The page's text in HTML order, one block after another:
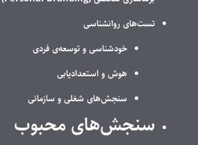
تست‌های روانشناسی
خودشناسی و توسعه‌ی فردی
هوش و استعدادیابی
سنجش‌های شغلی و سازمانی
سنجش‌های محبوب